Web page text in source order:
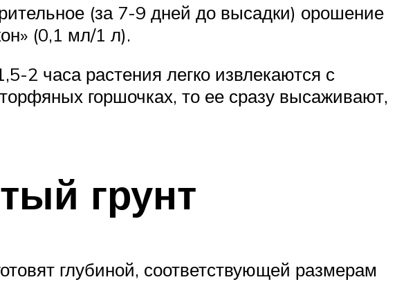
(за 7-9 дней до высадки) орошение
(0,1 мл/1 л).
2 часа растения легко извлекаются с
горшочках, то ее сразу высаживают,
грунт
глубиной, соответствующей размерам